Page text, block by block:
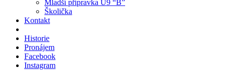
Mladší přípravka U9 “B”
Školička
Kontakt
Historie
Pronájem
Facebook
Instagram